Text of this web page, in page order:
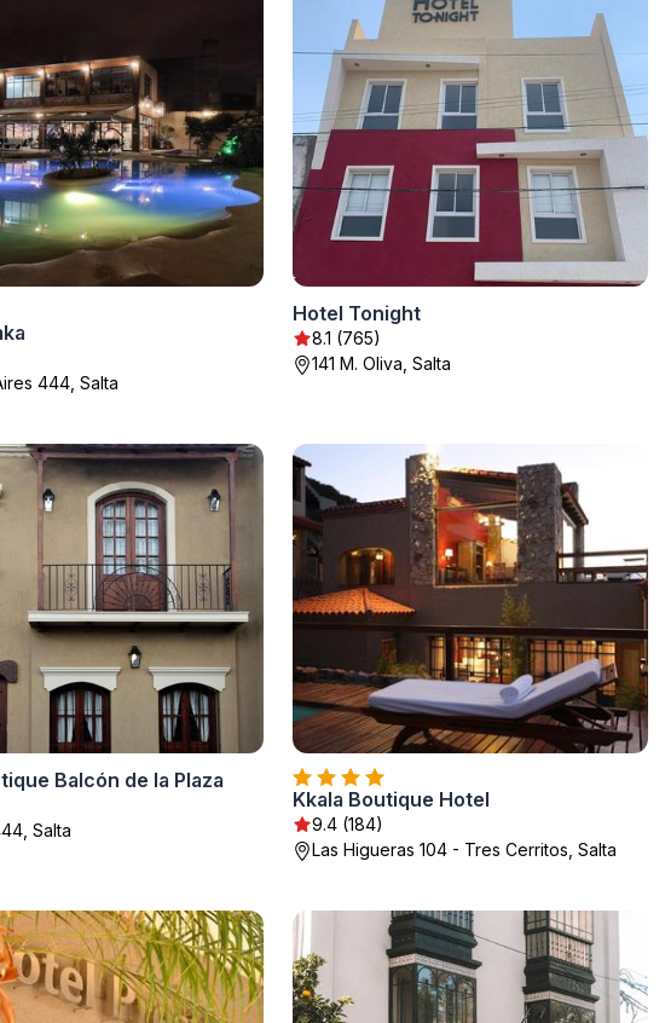
444, Salta
Hotel Tonight
8.1 (765)
141 M. Oliva, Salta
Balcón de la Plaza
Salta
Kkala Boutique Hotel
9.4 (184)
Las Higueras 104 - Tres Cerritos, Salta